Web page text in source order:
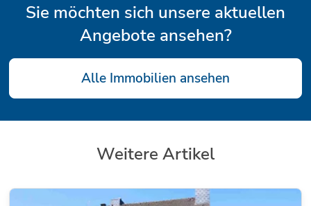
Sie möchten sich unsere aktuellen
Angebote ansehen?
Alle Immobilien ansehen
Weitere Artikel